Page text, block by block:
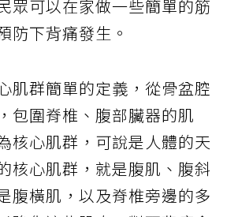
眾可以在家做一些簡單的筋
防下背痛發生。
肌群簡單的定義，從骨盆腔
包圍脊椎、腹部臟器的肌
核心肌群，可說是人體的天
核心肌群，就是腹肌、腹斜
腹橫肌，以及脊椎旁邊的多